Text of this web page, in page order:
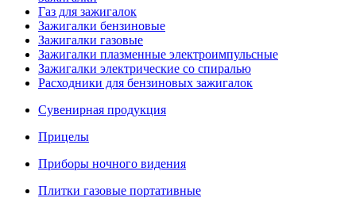
Газ для зажигалок
Зажигалки бензиновые
Зажигалки газовые
Зажигалки плазменные электроимпульсные
Зажигалки электрические со спиралью
Расходники для бензиновых зажигалок
Сувенирная продукция
Прицелы
Приборы ночного видения
Плитки газовые портативные